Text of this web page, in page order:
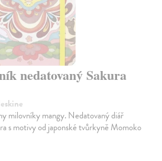
nedatovaný Sakura
milovníky mangy. Nedatovaný diář
s motivy od japonské tvůrkyně Momoko